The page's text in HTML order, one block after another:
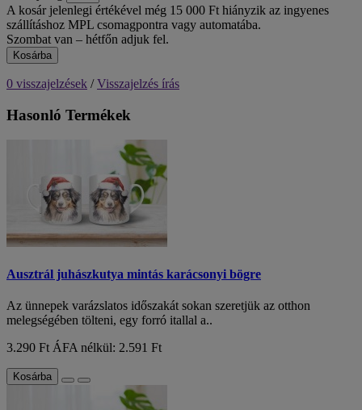
A kosár jelenlegi értékével még 15 000 Ft hiányzik az ingyenes
szállításhoz MPL csomagpontra vagy automatába.
Szombat van – hétfőn adjuk fel.
Kosárba
0 visszajelzések /Visszajelzés írás
Hasonló Termékek
Ausztrál juhászkutya mintás karácsonyi bögre
Az ünnepek varázslatos időszakát sokan szeretjük az otthon
melegségében tölteni, egy forró itallal a..
3.290 Ft ÁFA nélkül: 2.591 Ft
Kosárba